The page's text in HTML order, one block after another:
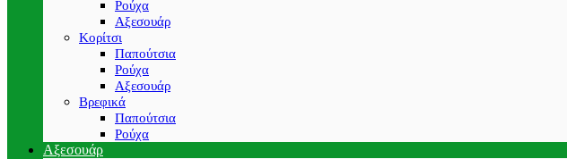
Ρούχα
Αξεσουάρ
Κορίτσι
Παπούτσια
Ρούχα
Αξεσουάρ
Βρεφικά
Παπούτσια
Ρούχα
Αξεσουάρ